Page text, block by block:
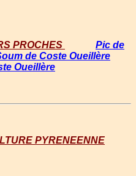
PROCHES
Pic de
de Coste Oueillère
Oueillère
PYRENEENNE